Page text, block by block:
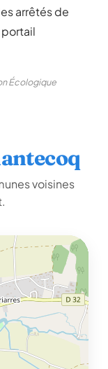
arrêtés de
Écologique
voisines